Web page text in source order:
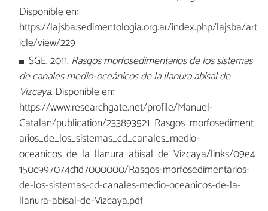
Disponible en:
https://lajsba.sedimentologia.org.ar/index.php/lajsba/art
icle/view/229
SGE. 2011. Rasgos morfosedimentarios de los sistemas
de canales medio-oceánicos de la llanura abisal de
Vizcaya.Disponible en:
https://www.researchgate.net/profile/Manuel-
Catalan/publication/233893521_Rasgos_morfosediment
arios_de_los_sistemas_cd_canales_medio-
oceanicos_de_la_llanura_abisal_de_Vizcaya/links/09e4
150c997074d1d7000000/Rasgos-morfosedimentarios-
de-los-sistemas-cd-canales-medio-oceanicos-de-la-
llanura-abisal-de-Vizcaya.pdf